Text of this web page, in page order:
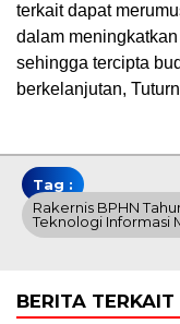
terkait dapat
dalam
sehingga tercipta
berkelanjutan,
Tag :
Rakernis BPHN
Teknologi Informasi
BERITA TERKAIT